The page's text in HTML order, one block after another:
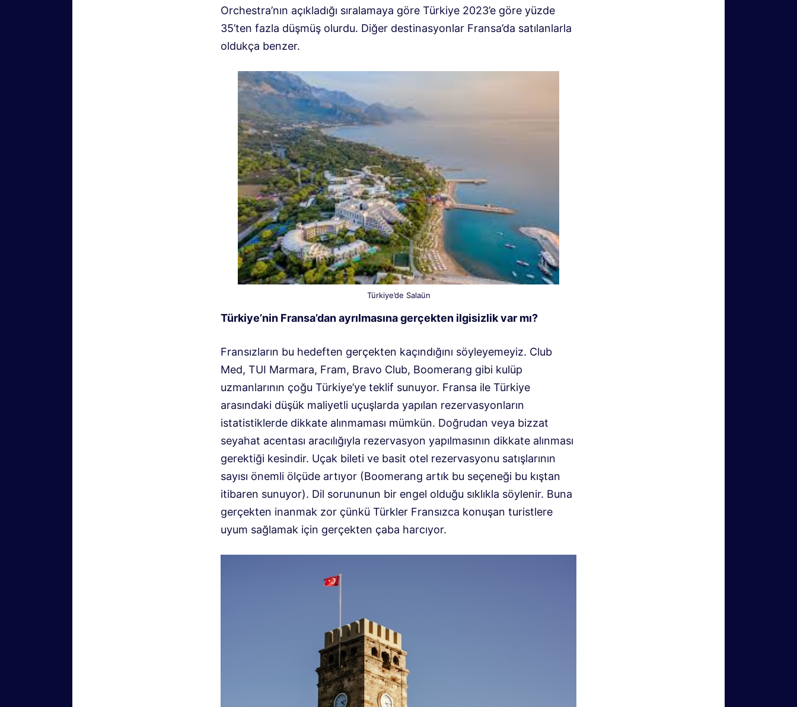
Orchestra’nın açıkladığı sıralamaya göre Türkiye 2023’e göre yüzde
35’ten fazla düşmüş olurdu. Diğer destinasyonlar Fransa’da satılanlarla
oldukça benzer.
Türkiye’de Salaün
Türkiye’nin Fransa’dan ayrılmasına gerçekten ilgisizlik var mı?
Fransızların bu hedeften gerçekten kaçındığını söyleyemeyiz. Club
Med, TUI Marmara, Fram, Bravo Club, Boomerang gibi kulüp
uzmanlarının çoğu Türkiye’ye teklif sunuyor. Fransa ile Türkiye
arasındaki düşük maliyetli uçuşlarda yapılan rezervasyonların
istatistiklerde dikkate alınmaması mümkün. Doğrudan veya bizzat
seyahat acentası aracılığıyla rezervasyon yapılmasının dikkate alınması
gerektiği kesindir. Uçak bileti ve basit otel rezervasyonu satışlarının
sayısı önemli ölçüde artıyor (Boomerang artık bu seçeneği bu kıştan
itibaren sunuyor). Dil sorununun bir engel olduğu sıklıkla söylenir. Buna
gerçekten inanmak zor çünkü Türkler Fransızca konuşan turistlere
uyum sağlamak için gerçekten çaba harcıyor.